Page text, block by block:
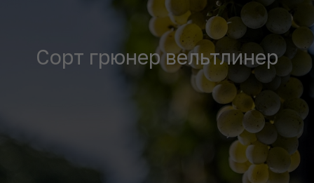
Сорт грюнер вельтлинер